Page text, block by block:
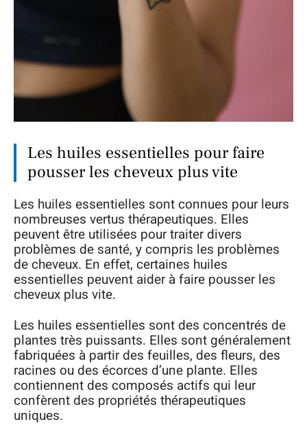
Les huiles essentielles pour faire
pousser les cheveux plus vite
Les huiles essentielles sont connues pour leurs
nombreuses vertus thérapeutiques. Elles
peuvent être utilisées pour traiter divers
problèmes de santé, y compris les problèmes
de cheveux. En effet, certaines huiles
essentielles peuvent aider à faire pousser les
cheveux plus vite.
Les huiles essentielles sont des concentrés de
plantes très puissants. Elles sont généralement
fabriquées à partir des feuilles, des fleurs, des
racines ou des écorces d’une plante. Elles
contiennent des composés actifs qui leur
confèrent des propriétés thérapeutiques
uniques.